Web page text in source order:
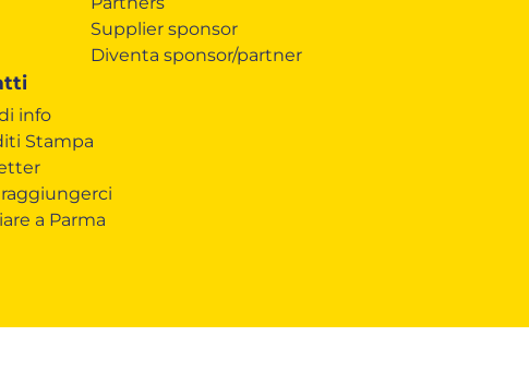
Supplier sponsor
Diventa sponsor/partner
info
Stampa
a Parma